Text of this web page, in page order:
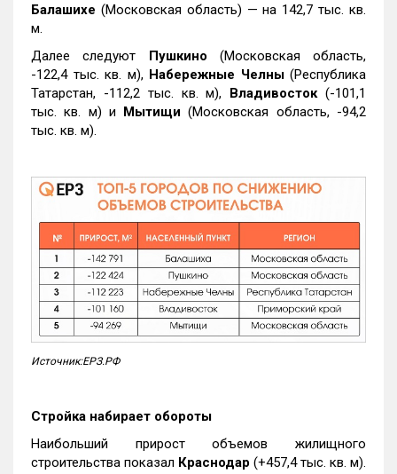
Балашихе (Московская область) — на 142,7 тыс. кв.
м.
Далее следуют Пушкино (Московская область,
-122,4 тыс. кв. м), Набережные Челны(Республика
Татарстан, -112,2 тыс. кв. м), Владивосток(-101,1
тыс. кв. м) и Мытищи (Московская область, -94,2
тыс. кв. м).
Источник:ЕРЗ.РФ
Стройка набирает обороты
Наибольший прирост объемов жилищного
строительства показал Краснодар (+457,4 тыс. кв. м).